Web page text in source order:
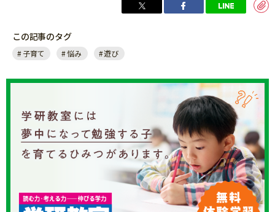
この記事のタグ
子育て 悩み 遊び